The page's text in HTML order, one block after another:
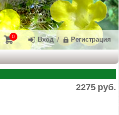
0 Вход / Регистрация
2275 руб.